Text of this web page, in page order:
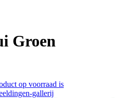
Groen
op voorraad is
gallerij